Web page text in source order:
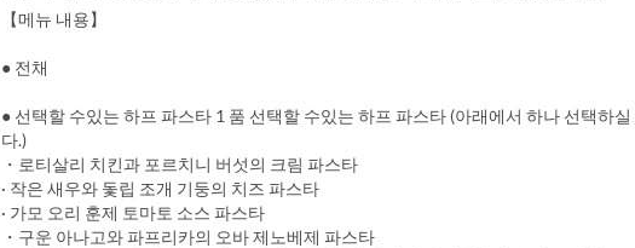
【메뉴 내용】
● 전채
● 선택할 수있는 하프 파스타 1 품 선택할 수있는 하프 파스타 (아래에서 하나 선택하실
다.)
・로티살리 치킨과 포르치니 버섯의 크림 파스타
· 작은 새우와 돛립 조개 기둥의 치즈 파스타
· 가모 오리 훈제 토마토 소스 파스타
・구운 아나고와 파프리카의 오바 제노베제 파스타